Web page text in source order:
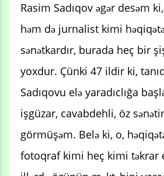
Rasim Sadıqov əgər desəm
həm də jurnalist kimi
sənətkardır, burada heç bir
yoxdur. Çünki 47 ildir ki,
Sadıqovu elə yaradıclığa
işgüzar, cavabdehli, öz
görmüşəm. Belə ki, o,
fotoqraf kimi heç kimi təkrar